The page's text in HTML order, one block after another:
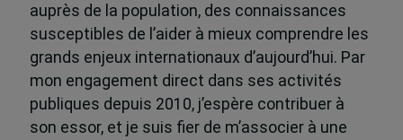
auprès de la population, des connaissances
susceptibles de l’aider à mieux comprendre les
grands enjeux internationaux d’aujourd’hui. Par
mon engagement direct dans ses activités
publiques depuis 2010, j’espère contribuer à
son essor, et je suis fier de m’associer à une